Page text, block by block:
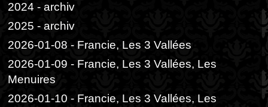
2024 - archiv
2025 - archiv
2026-01-08 - Francie, Les 3 Vallées
2026-01-09 - Francie, Les 3 Vallées, Les
Menuires
2026-01-10 - Francie, Les 3 Vallées, Les